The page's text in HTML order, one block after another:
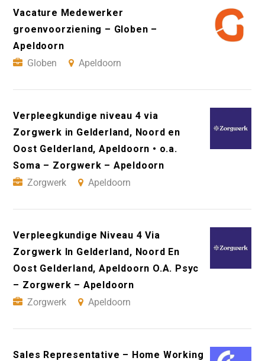
Vacature Medewerker
groenvoorziening – Globen –
Apeldoorn
Globen
Apeldoorn
Verpleegkundige niveau 4 via
Zorgwerk in Gelderland, Noord en
Oost Gelderland, Apeldoorn • o.a.
Soma – Zorgwerk – Apeldoorn
Zorgwerk
Apeldoorn
Verpleegkundige Niveau 4 Via
Zorgwerk In Gelderland, Noord En
Oost Gelderland, Apeldoorn O.A. Psyc
– Zorgwerk – Apeldoorn
Zorgwerk
Apeldoorn
Sales Representative – Home Working